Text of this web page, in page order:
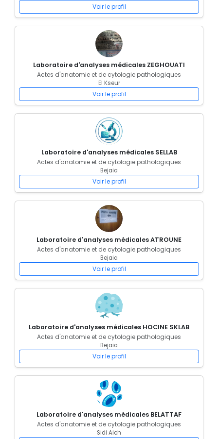
Voir le profil
Laboratoire d'analyses médicales ZEGHOUATI
Actes d'anatomie et de cytologie pathologiques
El Kseur
Voir le profil
Laboratoire d'analyses médicales SELLAB
Actes d'anatomie et de cytologie pathologiques
Bejaia
Voir le profil
Laboratoire d'analyses médicales ATROUNE
Actes d'anatomie et de cytologie pathologiques
Bejaia
Voir le profil
Laboratoire d'analyses médicales HOCINE SKLAB
Actes d'anatomie et de cytologie pathologiques
Bejaia
Voir le profil
Laboratoire d'analyses médicales BELATTAF
Actes d'anatomie et de cytologie pathologiques
Sidi Aich